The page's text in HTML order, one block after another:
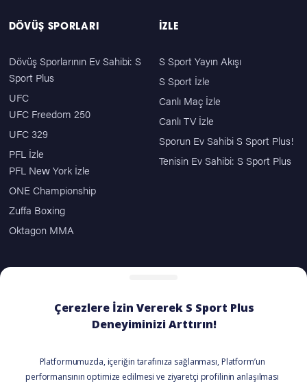
DÖVÜŞ SPORLARI
Dövüş Sporlarının Ev Sahibi: S
Sport Plus
UFC
UFC Freedom 250
UFC 329
PFL İzle
PFL New York İzle
ONE Championship
Zuffa Boxing
Oktagon MMA
İZLE
S Sport Yayın Akışı
S Sport İzle
Canlı Maç İzle
Canlı TV İzle
Sporun Ev Sahibi S Sport Plus!
Tenisin Ev Sahibi: S Sport Plus
BİZİ TAKİP EDİN